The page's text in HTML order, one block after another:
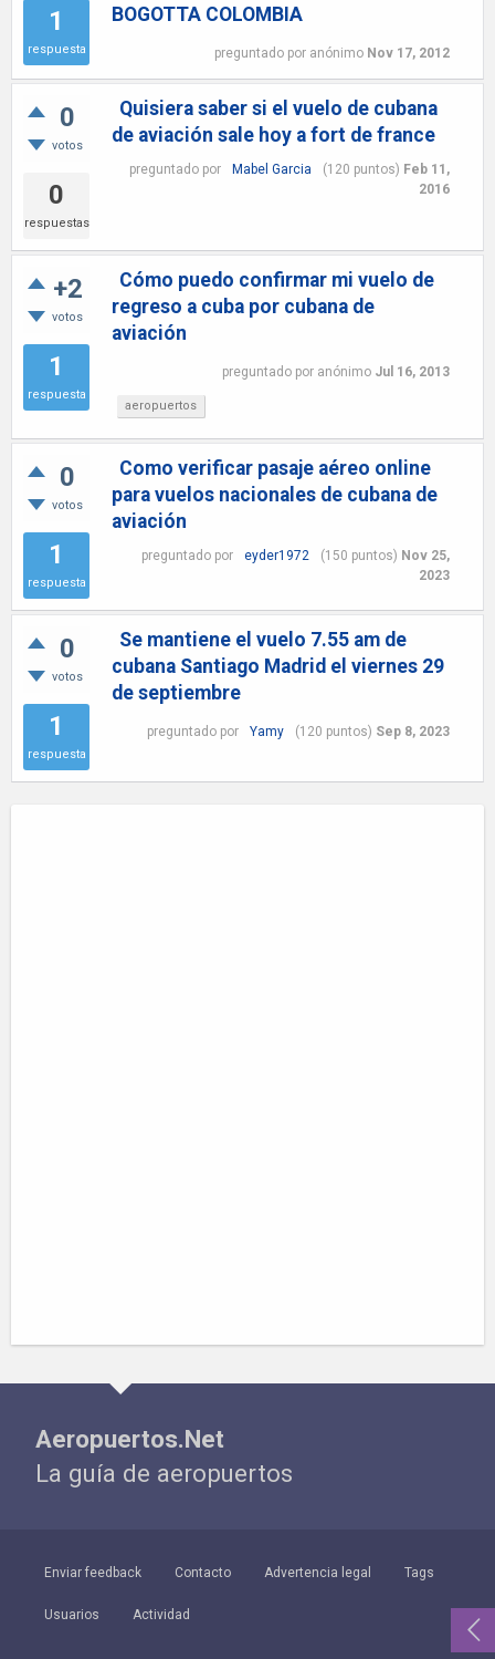
1
respuesta
BOGOTTA COLOMBIA
preguntado por anónimo Nov 17, 2012
0
votos
0
respuestas
Quisiera saber si el vuelo de cubana
de aviación sale hoy a fort de france
preguntado por Mabel Garcia (120 puntos) Feb 11,
2016
+2
votos
1
respuesta
Cómo puedo confirmar mi vuelo de
regreso a cuba por cubana de
aviación
preguntado por anónimo Jul 16, 2013
aeropuertos
0
votos
1
respuesta
Como verificar pasaje aéreo online
para vuelos nacionales de cubana de
aviación
preguntado por eyder1972 (150 puntos) Nov 25,
2023
0
votos
1
respuesta
Se mantiene el vuelo 7.55 am de
cubana Santiago Madrid el viernes 29
de septiembre
preguntado por Yamy (120 puntos) Sep 8, 2023
Aeropuertos.Net
La guía de aeropuertos
Enviar feedback Contacto Advertencia legal Tags
Usuarios Actividad